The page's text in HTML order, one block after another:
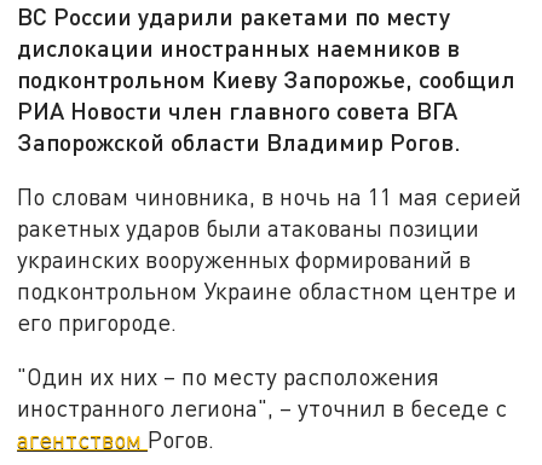
ВС России ударили ракетами по месту
дислокации иностранных наемников в
подконтрольном Киеву Запорожье, сообщил
РИА Новости член главного совета ВГА
Запорожской области Владимир Рогов.
По словам чиновника, в ночь на 11 мая серией
ракетных ударов были атакованы позиции
украинских вооруженных формирований в
подконтрольном Украине областном центре и
его пригороде.
"Один их них – по месту расположения
иностранного легиона", – уточнил в беседе с
агентством Рогов.